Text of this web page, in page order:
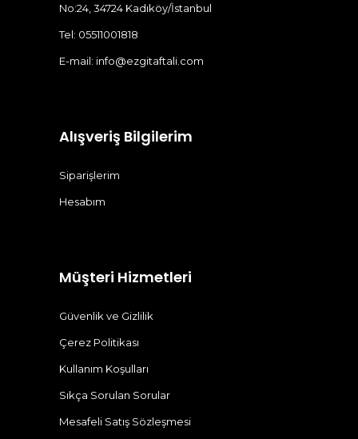
No:24, 34724 Kadıköy/İstanbul
Tel: 05511001818
E-mail: info@ezgitaftali.com
Alışveriş Bilgilerim
Siparişlerim
Hesabım
Müşteri Hizmetleri
Güvenlik ve Gizlilik
Çerez Politikası
Kullanım Koşulları
Sıkça Sorulan Sorular
Mesafeli Satış Sözleşmesi